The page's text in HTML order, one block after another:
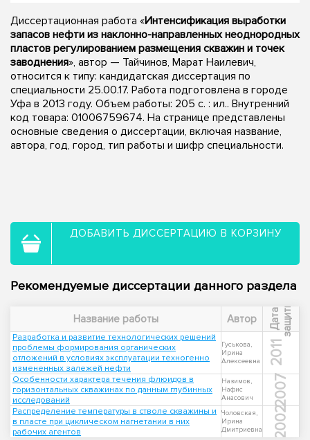
Диссертационная работа «Интенсификация выработки
запасов нефти из наклонно-направленных неоднородных
пластов регулированием размещения скважин и точек
заводнения», автор — Тайчинов, Марат Наилевич,
относится к типу: кандидатская диссертация по
специальности 25.00.17. Работа подготовлена в городе
Уфа в 2013 году. Объем работы: 205 с. : ил.. Внутренний
код товара: 01006759674. На странице представлены
основные сведения о диссертации, включая название,
автора, год, город, тип работы и шифр специальности.
ДОБАВИТЬ ДИССЕРТАЦИЮ В КОРЗИНУ
Рекомендуемые диссертации данного раздела
Название работы Автор Д
а
т
а
з
а
щ
и
т ы
Разработка и развитие технологических решений
проблемы формирования органических
отложений в условиях эксплуатации техногенно
измененных залежей нефти
Гуськова,
Ирина
Алексеевна
2011
Особенности характера течения флюидов в
горизонтальных скважинах по данным глубинных
исследований
Назимов,
Нафис
Анасович
2007
Распределение температуры в стволе скважины и
в пласте при циклическом нагнетании в них
рабочих агентов
Чоловская,
Ирина
Дмитриевна
2002